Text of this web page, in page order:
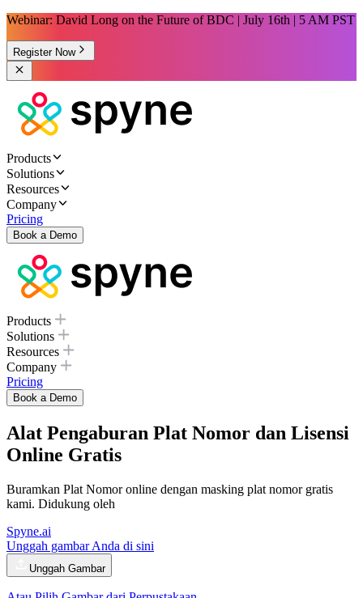
Webinar: David Long on the Future of BDC | July 16th | 5 AM PST
Register Now
Products
Solutions
Resources
Company
Pricing
Book a Demo
Products
Solutions
Resources
Company
Pricing
Book a Demo
Alat Pengaburan Plat Nomor dan Lisensi
Online Gratis
Buramkan Plat Nomor online dengan masking plat nomor gratis
kami. Didukung oleh
Spyne.ai
Unggah gambar Anda di sini
Unggah Gambar